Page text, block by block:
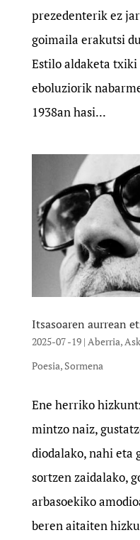
prezedenterik ez
goimaila erakutsi
Estilo aldaketa txiki
eboluziorik
1938an hasi...
Itsasoaren aurrean
2025-07 -19| Aberria,
Poesia, Sormena
Ene herriko
mintzo naiz,
diodalako, nahi eta
sortzen zaidalako,
arbasoekiko
beren aitaiten